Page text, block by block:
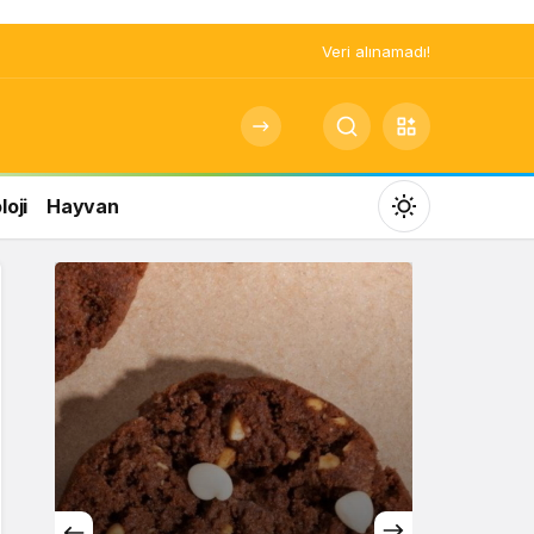
Veri alınamadı!
Hayvan
Mod
değiştir
Gündüz Modu
Gündüz modunu seçin.
Gece Modu
Gece modunu seçin.